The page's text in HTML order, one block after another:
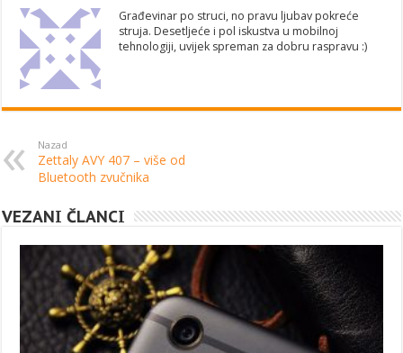
Građevinar po struci, no pravu ljubav pokreće
struja. Desetljeće i pol iskustva u mobilnoj
tehnologiji, uvijek spreman za dobru raspravu :)
Nazad
Zettaly AVY 407 – više od
Bluetooth zvučnika
VEZANI ČLANCI